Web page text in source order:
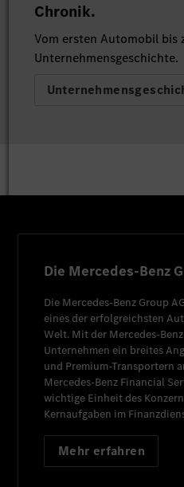
Chronik.
Vom ersten Automobil bis
Unternehmensgeschichte.
Die Mercedes-Benz
Die Mercedes-Benz Group AG
eines der erfolgreichsten
Welt. Mit der Mercedes-
Unternehmen ein breites
und Premium-Transportern
Mercedes-Benz Financial
wichtige Einheit des
Kernaufgaben im
Mehr erfahren